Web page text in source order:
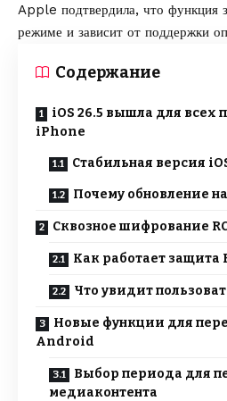
Apple подтвердила, что функция
режиме и зависит от поддержки
Содержание
iOS 26.5 вышла для всех
iPhone
Стабильная версия
Почему обновление
Сквозное шифрование
Как работает защита
Что увидит
Новые функции для
Android
Выбор периода для
медиаконтента